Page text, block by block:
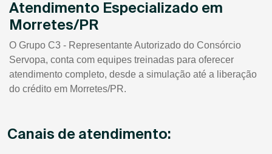
Atendimento Especializado em
Morretes/PR
O Grupo C3 - Representante Autorizado do Consórcio
Servopa, conta com equipes treinadas para oferecer
atendimento completo, desde a simulação até a liberação
do crédito em Morretes/PR.
Canais de atendimento: